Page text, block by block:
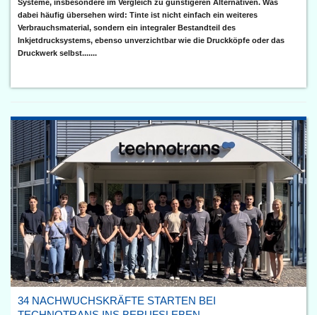
Systeme, insbesondere im Vergleich zu günstigeren Alternativen. Was
dabei häufig übersehen wird: Tinte ist nicht einfach ein weiteres
Verbrauchsmaterial, sondern ein integraler Bestandteil des
Inkjetdrucksystems, ebenso unverzichtbar wie die Druckköpfe oder das
Druckwerk selbst.......
34 NACHWUCHSKRÄFTE STARTEN BEI